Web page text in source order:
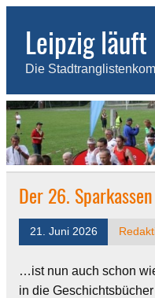
Skip
contentLeipzig läuft
Die
Der 26.
21. Juni 2026
…ist nun auch schon
in die